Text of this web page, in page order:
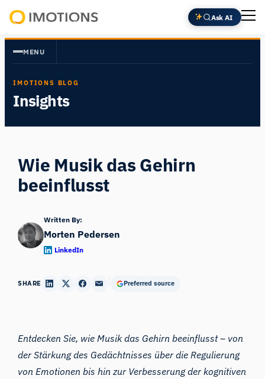
Zum
Inhalt
springen
Insight
Ask AI
MENU
IMOTIONS BLOG
Insights
Wie Musik das Gehirn
beeinflusst
Written By:
Morten Pedersen
LinkedIn
SHARE Preferred source
Entdecken Sie, wie Musik das Gehirn beeinflusst – von
der Stärkung des Gedächtnisses über die Regulierung
von Emotionen bis hin zur Verbesserung der kognitiven